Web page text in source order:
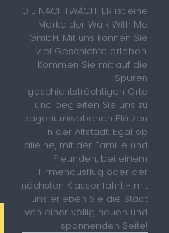
DIE NACHTWÄCHTER ist eine
Marke der Walk With Me
GmbH. Mit uns können Sie
viel Geschichte erleben.
Kommen Sie mit auf die
Spuren
geschichtsträchtigen Orte
und begleiten Sie uns zu
sagenumwobenen Plätzen
in der Altstadt. Egal ob
alleine, mit der Familie und
Freunden, bei einem
Firmenausflug oder der
nächsten Klassenfahrt - mit
uns erleben Sie die Stadt
von einer völlig neuen und
spannenden Seite!